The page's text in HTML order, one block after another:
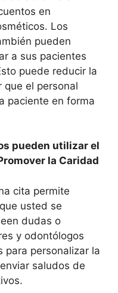
en
Los
pueden
a sus pacientes
puede reducir la
que el personal
paciente en forma
pueden utilizar el
la Caridad
cita permite
usted se
dudas o
y odontólogos
para personalizar la
saludos de